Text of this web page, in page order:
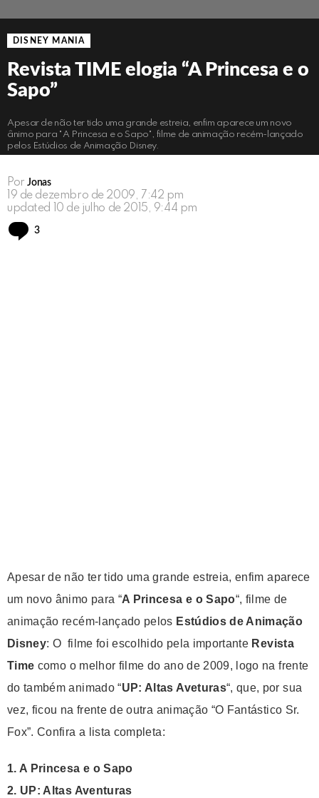
DISNEY MANIA
Revista TIME elogia “A Princesa e o
Sapo”
Apesar de não ter tido uma grande estreia, enfim aparece um novo
ânimo para "A Princesa e o Sapo", filme de animação recém-lançado
pelos Estúdios de Animação Disney.
Por Jonas
19 de dezembro de 2009, 7:42 pm
updated
10 de julho de 2015, 9:44 pm
3
Apesar de não ter tido uma grande estreia, enfim aparece
um novo ânimo para “A Princesa e o Sapo“, filme de
animação recém-lançado pelos Estúdios de Animação
Disney: O filme foi escolhido pela importante Revista
Time como o melhor filme do ano de 2009, logo na frente
do também animado “UP: Altas Aveturas“, que, por sua
vez, ficou na frente de outra animação “O Fantástico Sr.
Fox”. Confira a lista completa:
1. A Princesa e o Sapo
2. UP: Altas Aventuras